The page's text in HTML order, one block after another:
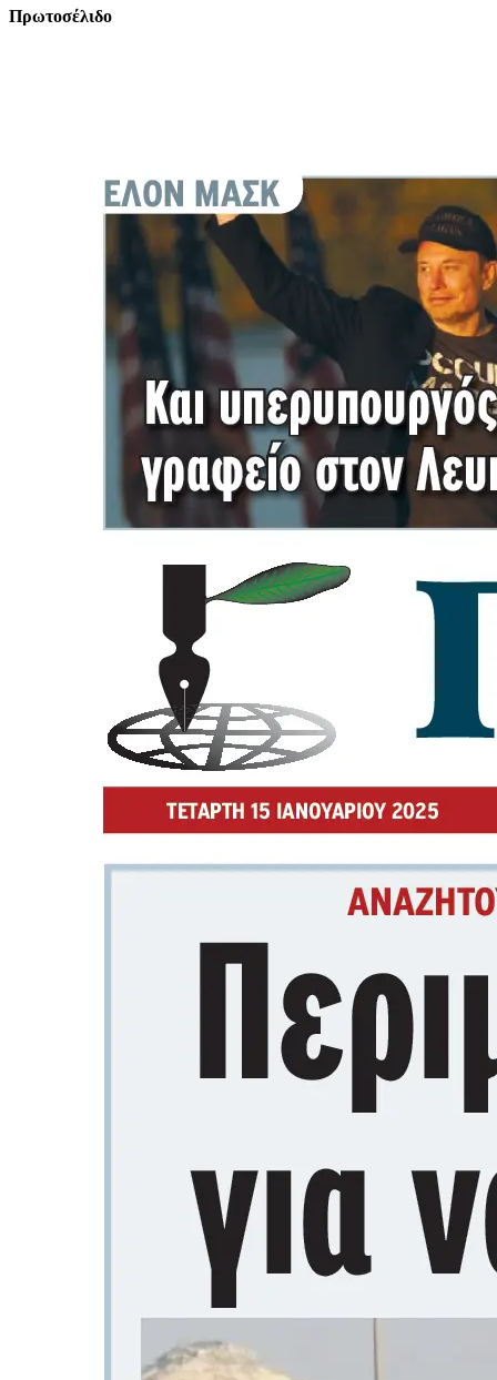
Πρωτοσέλιδο